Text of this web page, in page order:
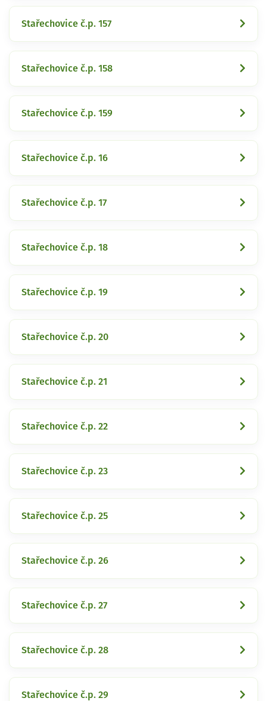
Stařechovice č.p. 157
Stařechovice č.p. 158
Stařechovice č.p. 159
Stařechovice č.p. 16
Stařechovice č.p. 17
Stařechovice č.p. 18
Stařechovice č.p. 19
Stařechovice č.p. 20
Stařechovice č.p. 21
Stařechovice č.p. 22
Stařechovice č.p. 23
Stařechovice č.p. 25
Stařechovice č.p. 26
Stařechovice č.p. 27
Stařechovice č.p. 28
Stařechovice č.p. 29